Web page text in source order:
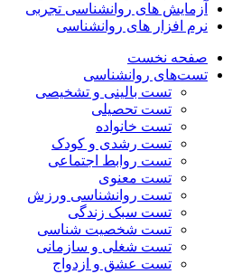
آزمایش های روانشناسی تجربی
نرم افزار های روانشناسی
صفحه نخست
تست‌های روانشناسی
تست بالینی و تشخیصی
تست تحصیلی
تست خانواده
تست رشدی و کودک
تست روابط اجتماعی
تست معنوی
تست روانشناسی ورزش
تست سبک زندگی
تست شخصیت شناسی
تست شغلی و سازمانی
تست عشق و ازدواج